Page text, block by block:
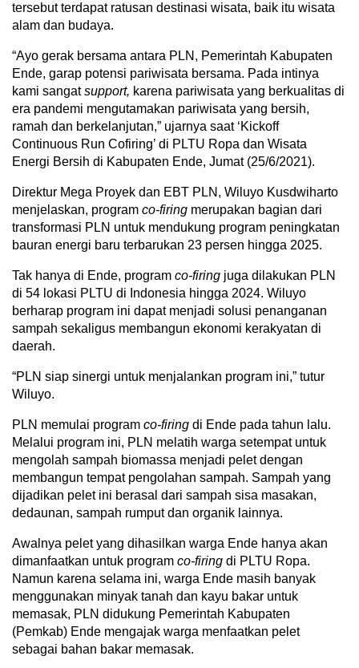
tersebut terdapat ratusan destinasi wisata, baik itu wisata
alam dan budaya.
“Ayo gerak bersama antara PLN, Pemerintah Kabupaten
Ende, garap potensi pariwisata bersama. Pada intinya
kami sangatsupport, karena pariwisata yang berkualitas di
era pandemi mengutamakan pariwisata yang bersih,
ramah dan berkelanjutan,” ujarnya saat ‘Kickoff
Continuous Run Cofiring’ di PLTU Ropa dan Wisata
Energi Bersih di Kabupaten Ende, Jumat (25/6/2021).
Direktur Mega Proyek dan EBT PLN, Wiluyo Kusdwiharto
menjelaskan, program co-firing merupakan bagian dari
transformasi PLN untuk mendukung program peningkatan
bauran energi baru terbarukan 23 persen hingga 2025.
Tak hanya di Ende, program co-firing juga dilakukan PLN
di 54 lokasi PLTU di Indonesia hingga 2024. Wiluyo
berharap program ini dapat menjadi solusi penanganan
sampah sekaligus membangun ekonomi kerakyatan di
daerah.
“PLN siap sinergi untuk menjalankan program ini,” tutur
Wiluyo.
PLN memulai program co-firing di Ende pada tahun lalu.
Melalui program ini, PLN melatih warga setempat untuk
mengolah sampah biomassa menjadi pelet dengan
membangun tempat pengolahan sampah. Sampah yang
dijadikan pelet ini berasal dari sampah sisa masakan,
dedaunan, sampah rumput dan organik lainnya.
Awalnya pelet yang dihasilkan warga Ende hanya akan
dimanfaatkan untuk program co-firing di PLTU Ropa.
Namun karena selama ini, warga Ende masih banyak
menggunakan minyak tanah dan kayu bakar untuk
memasak, PLN didukung Pemerintah Kabupaten
(Pemkab) Ende mengajak warga menfaatkan pelet
sebagai bahan bakar memasak.